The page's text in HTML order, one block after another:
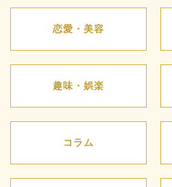
恋愛・美容
趣味・娯楽
コラム